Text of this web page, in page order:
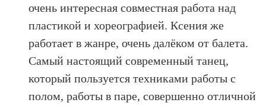
очень интересная совместная работа над
пластикой и хореографией. Ксения же
работает в жанре, очень далёком от балета.
Самый настоящий современный танец,
который пользуется техниками работы с
полом, работы в паре, совершенно отличной